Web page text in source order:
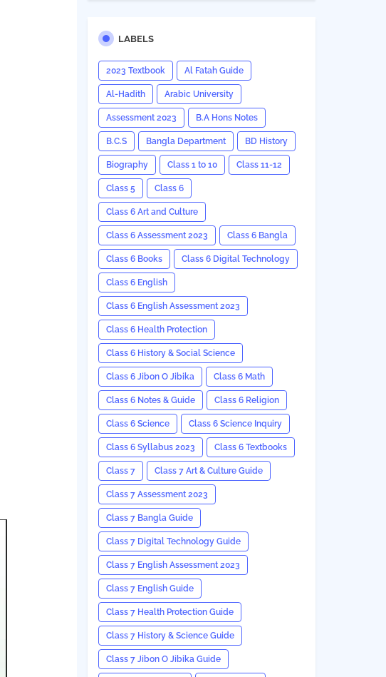
LABELS
2023 Textbook Al Fatah Guide
Al-Hadith Arabic University
Assessment 2023 B.A Hons Notes
B.C.S Bangla Department BD History
Biography Class 1 to 10 Class 11-12
Class 5 Class 6
Class 6 Art and Culture
Class 6 Assessment 2023 Class 6 Bangla
Class 6 Books Class 6 Digital Technology
Class 6 English
Class 6 English Assessment 2023
Class 6 Health Protection
Class 6 History & Social Science
Class 6 Jibon O Jibika Class 6 Math
Class 6 Notes & Guide Class 6 Religion
Class 6 Science Class 6 Science Inquiry
Class 6 Syllabus 2023 Class 6 Textbooks
Class 7 Class 7 Art & Culture Guide
Class 7 Assessment 2023
Class 7 Bangla Guide
Class 7 Digital Technology Guide
Class 7 English Assessment 2023
Class 7 English Guide
Class 7 Health Protection Guide
Class 7 History & Science Guide
Class 7 Jibon O Jibika Guide